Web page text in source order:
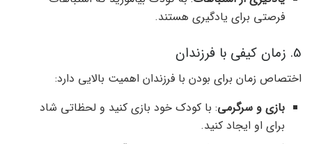
فرصتی برای یادگیری هستند.
5. زمان کیفی با فرزندان
اختصاص زمان برای بودن با فرزندان اهمیت بالایی دارد:
بازی و سرگرمی: با کودک خود بازی کنید و لحظاتی شاد
برای او ایجاد کنید.